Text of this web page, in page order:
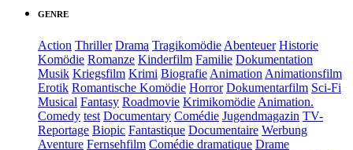
GENRE
Action Thriller Drama Tragikomödie Abenteuer Historie
Komödie Romanze Kinderfilm Familie Dokumentation
Musik Kriegsfilm Krimi Biografie Animation Animationsfilm
Erotik Romantische Komödie Horror Dokumentarfilm Sci-Fi
Musical Fantasy Roadmovie Krimikomödie Animation.
Comedy test Documentary Comédie Jugendmagazin TV-
Reportage Biopic Fantastique Documentaire Werbung
Aventure Fernsehfilm Comédie dramatique Drame